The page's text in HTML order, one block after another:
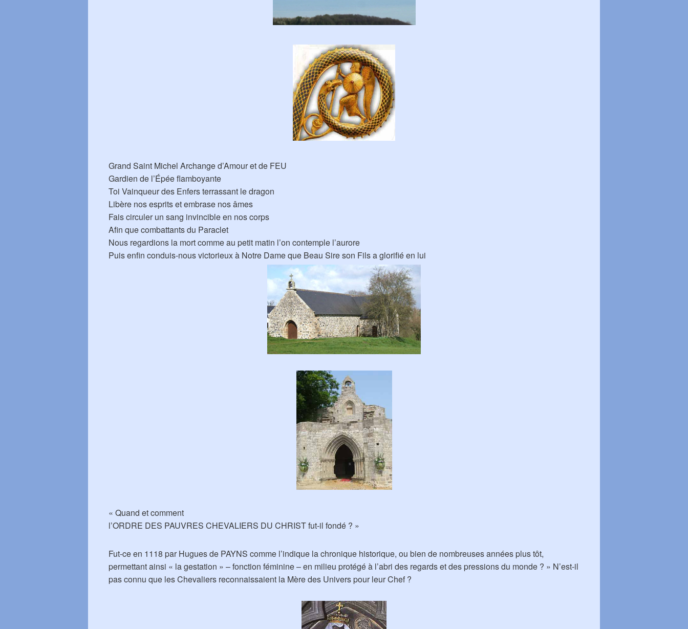
Grand Saint Michel Archange d’Amour et de FEU
Gardien de l’Épée flamboyante
Toi Vainqueur des Enfers terrassant le dragon
Libère nos esprits et embrase nos âmes
Fais circuler un sang invincible en nos corps
Afin que combattants du Paraclet
Nous regardions la mort comme au petit matin l’on contemple l’aurore
Puis enfin conduis-nous victorieux à Notre Dame que Beau Sire son Fils a glorifié en lui
« Quand et comment
l’ORDRE DES PAUVRES CHEVALIERS DU CHRIST fut-il fondé ? »
Fut-ce en 1118 par Hugues de PAYNS comme l’indique la chronique historique, ou bien de nombreuses années plus tôt,
permettant ainsi « la gestation » – fonction féminine – en milieu protégé à l’abri des regards et des pressions du monde ? » N’est-il
pas connu que les Chevaliers reconnaissaient la Mère des Univers pour leur Chef ?